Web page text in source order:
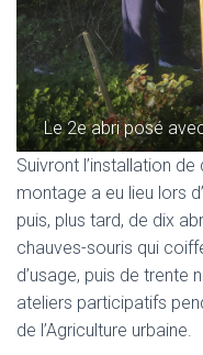
Le 1er abri posé
Suivront l’installation
montage a eu lieu lors
puis, plus tard, de dix
chauves-souris qui
d’usage, puis de trente
ateliers participatifs
de l’Agriculture urbaine.